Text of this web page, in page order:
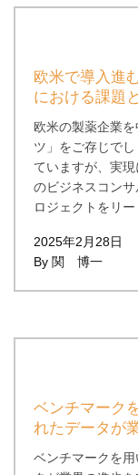
欧米で導入進
における課題
欧米の製薬企業
ツ」をご存じで
ていますが、実
のビジネスコン
ロジェクトをリー
2025年2月28日
By 関 博一
ベンチマーク
れたデータが
ベンチマークを